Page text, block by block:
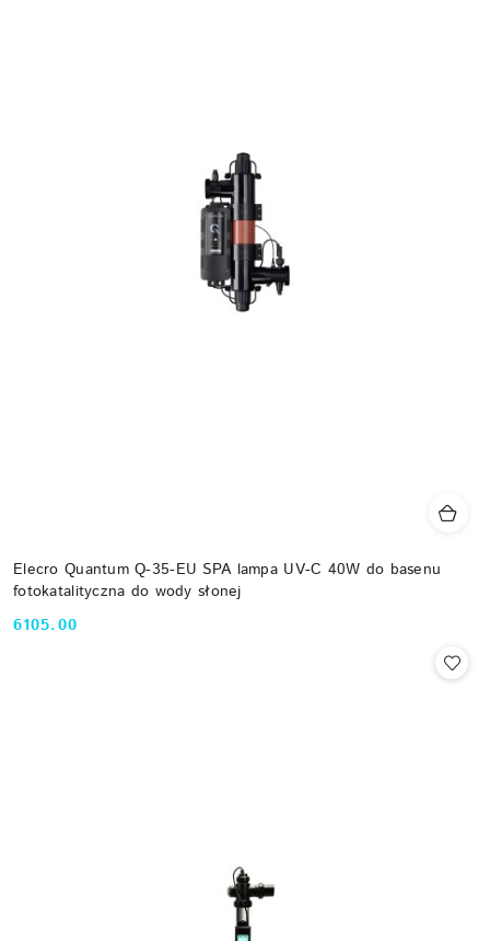
Elecro Quantum Q-35-EU SPA lampa UV-C 40W do basenu
fotokatalityczna do wody słonej
Cena:
6105.00